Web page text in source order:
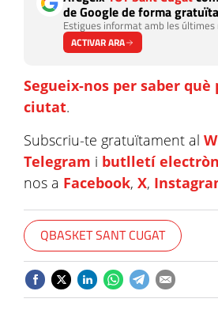
de Google de forma gratuïta
Estigues informat amb les
ACTIVAR ARA
Segueix-nos per saber què
ciutat.
Subscriu-te gratuïtament al
Telegram i butlletí
nos a Facebook, X,
QBASKET SANT CUGAT